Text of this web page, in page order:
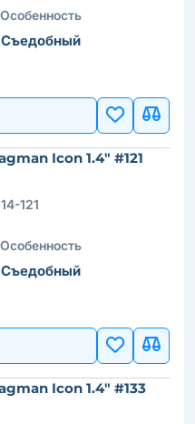
Особенность
Съедобный
Icon 1.4" #121
121
Особенность
Съедобный
Icon 1.4" #133